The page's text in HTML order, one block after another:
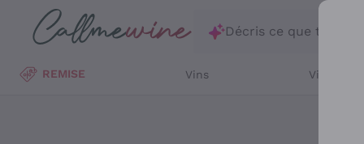
Passer au contenu principal
Décris ce que tu
REMISE Vins Vins